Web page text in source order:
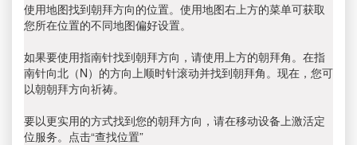
使用地图找到朝拜方向的位置。使用地图右上方的菜单可获取
您所在位置的不同地图偏好设置。
如果要使用指南针找到朝拜方向，请使用上方的朝拜角。在指
南针向北（N）的方向上顺时针滚动并找到朝拜角。现在，您可
以朝朝拜方向祈祷。
要以更实用的方式找到您的朝拜方向，请在移动设备上激活定
位服务。点击“查找位置”